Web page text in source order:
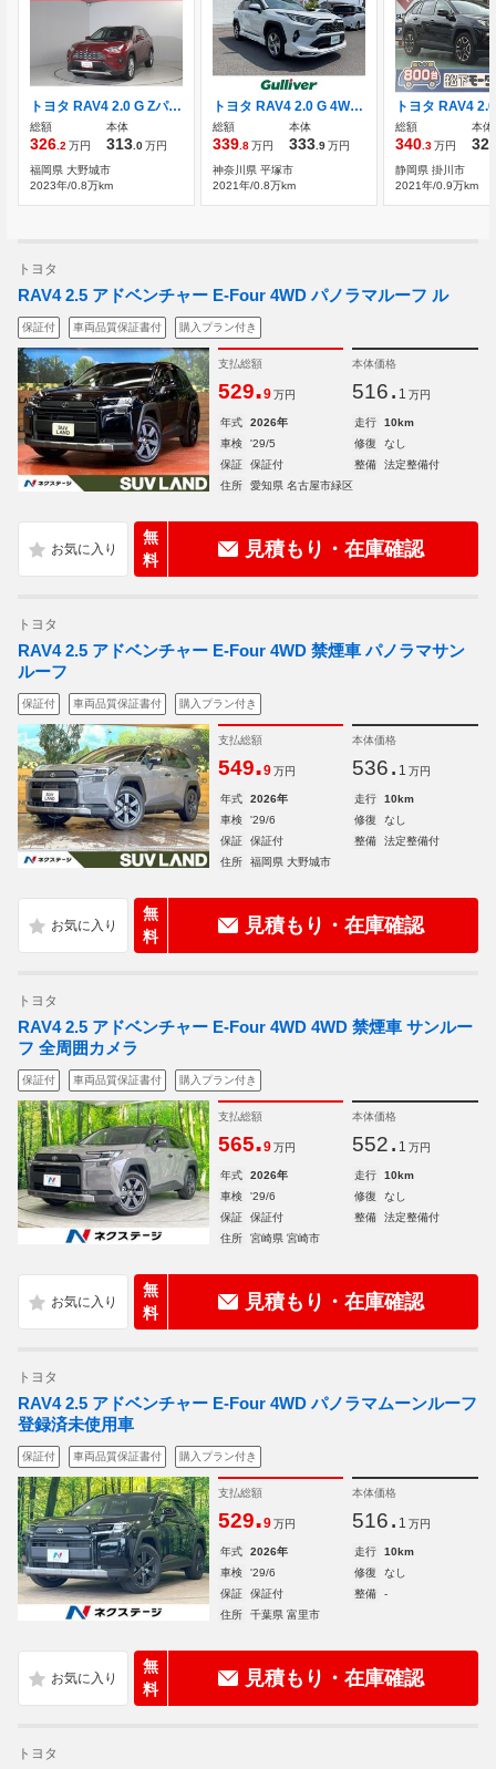
トヨタ RAV4 2.0 G Zパッケージ 4WD サポカー フルセグテレビ スマートキー付
総額
326.2万円
本体
313.0万円
福岡県 大野城市
2023年/0.8万km
トヨタ RAV4 2.0 G 4WD モデエアロ 黒革 全方位カメラ
総額
339.8万円
本体
333.9万円
神奈川県 平塚市
2021年/0.8万km
総額
340.3万円
本体
静岡県 掛川市
2021年/0.9万km
トヨタ
RAV4 2.5 アドベンチャー E-Four 4WD パノラマルーフ ル
保証付 車両品質保証書付 購入プラン付き
支払総額
529.9 万円
本体価格
516. 1 万円
年式 2026年 走行
10km
車検
'29/5 修復
なし
保証
保証付 整備
法定整備付
住所
愛知県 名古屋市緑区
無
料
見積もり・在庫確認
トヨタ
RAV4 2.5 アドベンチャー E-Four 4WD 禁煙車 パノラマサン
ルーフ
保証付 車両品質保証書付 購入プラン付き
支払総額
549.9 万円
本体価格
536. 1 万円
年式 2026年 走行
10km
車検
'29/6 修復
なし
保証
保証付 整備
法定整備付
住所
福岡県 大野城市
無
料
見積もり・在庫確認
トヨタ
RAV4 2.5 アドベンチャー E-Four 4WD 4WD 禁煙車 サンルー
フ 全周囲カメラ
保証付 車両品質保証書付 購入プラン付き
支払総額
565.9 万円
本体価格
552. 1 万円
年式 2026年 走行
10km
車検
'29/6 修復
なし
保証
保証付 整備
法定整備付
住所
宮崎県 宮崎市
無
料
見積もり・在庫確認
トヨタ
RAV4 2.5 アドベンチャー E-Four 4WD パノラマムーンルーフ
登録済未使用車
保証付 車両品質保証書付 購入プラン付き
支払総額
529.9 万円
本体価格
516. 1 万円
年式 2026年 走行
10km
車検
'29/6 修復
なし
保証
保証付 整備
-
住所
千葉県 富里市
無
料
見積もり・在庫確認
トヨタ